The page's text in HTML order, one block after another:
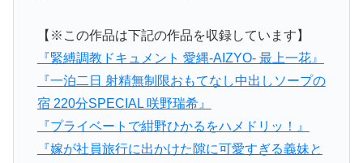
【※この作品は下記の作品を収録しています】
『緊縛調教ドキュメント 愛縄-AIZYO- 最上一花』
『一泊二日 射精無制限おもてなし中出しソープの
宿 220分SPECIAL 咲野瑞希』
『プライベートで紺野ひかるをハメドリッ！』
『嫁が社員旅行に出かけた隙に可愛すぎる義妹と